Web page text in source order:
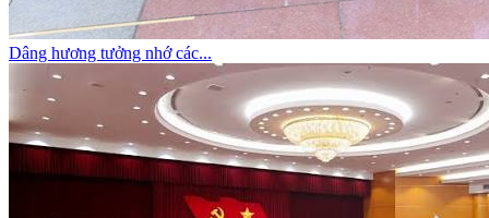
Dâng hương tưởng nhớ các...